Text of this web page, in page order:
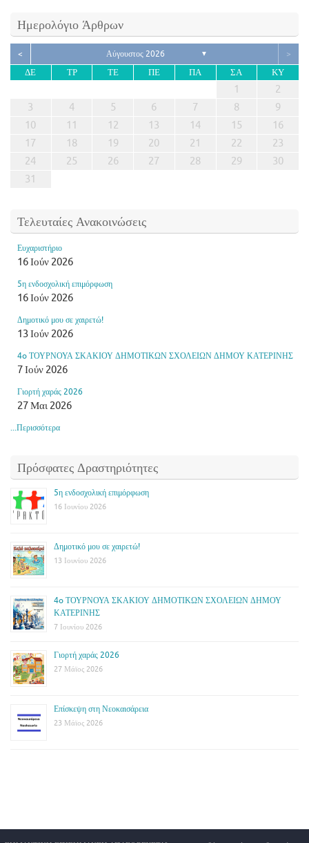
Ημερολόγιο Άρθρων
< Αύγουστος 2026 ▼
>
ΔΕ
ΤΡ ΤΕ ΠΕ ΠΑ ΣΑ ΚΥ
1
2
3
4 5 6 7 8
9
10
11 12 13 14 15
16
17
18 19 20 21 22
23
24
25 26 27 28 29
30
31
Τελευταίες Ανακοινώσεις
Ευχαριστήριο
16 Ιούν 2026
5η ενδοσχολική επιμόρφωση
16 Ιούν 2026
Δημοτικό μου σε χαιρετώ!
13 Ιούν 2026
4o ΤΟΥΡΝΟΥΑ ΣΚΑΚΙΟΥ ΔΗΜΟΤΙΚΩΝ ΣΧΟΛΕΙΩΝ ΔΗΜΟΥ ΚΑΤΕΡΙΝΗΣ
7 Ιούν 2026
Γιορτή χαράς 2026
27 Μαι 2026
...Περισσότερα
Πρόσφατες Δραστηριότητες
5η ενδοσχολική επιμόρφωση
16 Ιουνίου 2026
Δημοτικό μου σε χαιρετώ!
13 Ιουνίου 2026
4o ΤΟΥΡΝΟΥΑ ΣΚΑΚΙΟΥ ΔΗΜΟΤΙΚΩΝ ΣΧΟΛΕΙΩΝ ΔΗΜΟΥ
ΚΑΤΕΡΙΝΗΣ
7 Ιουνίου 2026
Γιορτή χαράς 2026
27 Μάϊος 2026
Επίσκεψη στη Νεοκαισάρεια
23 Μάϊος 2026